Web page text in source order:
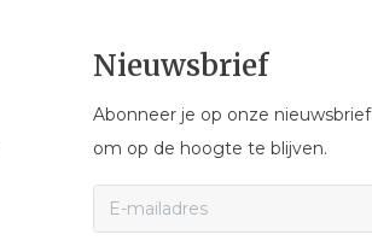
Nieuwsbrief
Abonneer je op onze nieuwsbrief
om op de hoogte te blijven.